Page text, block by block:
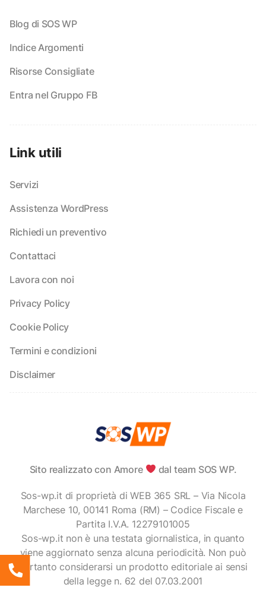
Blog di SOS WP
Indice Argomenti
Risorse Consigliate
Entra nel Gruppo FB
Link utili
Servizi
Assistenza WordPress
Richiedi un preventivo
Contattaci
Lavora con noi
Privacy Policy
Cookie Policy
Termini e condizioni
Disclaimer
Sito realizzato con Amore dal team SOS WP.
Sos-wp.it di proprietà di WEB 365 SRL – Via Nicola
Marchese 10, 00141 Roma (RM) – Codice Fiscale e
Partita I.V.A. 12279101005
Sos-wp.it non è una testata giornalistica, in quanto
viene aggiornato senza alcuna periodicità. Non può
pertanto considerarsi un prodotto editoriale ai sensi
della legge n. 62 del 07.03.2001